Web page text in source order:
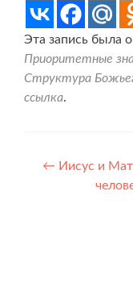
Эта запись была
Приоритетные
Структура
ссылка.
← Иисус и